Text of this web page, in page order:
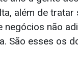
além de
negócios não
São esses os